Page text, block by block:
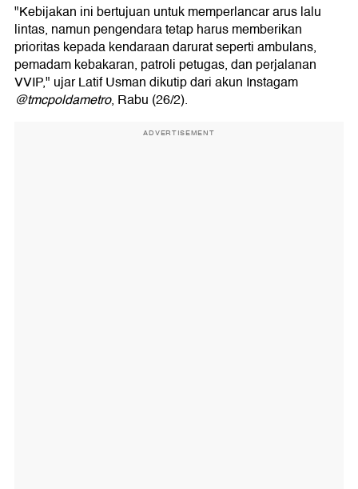
"Kebijakan ini bertujuan untuk memperlancar arus lalu
lintas, namun pengendara tetap harus memberikan
prioritas kepada kendaraan darurat seperti ambulans,
pemadam kebakaran, patroli petugas, dan perjalanan
VVIP," ujar Latif Usman dikutip dari akun Instagam
@tmcpoldametro, Rabu (26/2).
ADVERTISEMENT